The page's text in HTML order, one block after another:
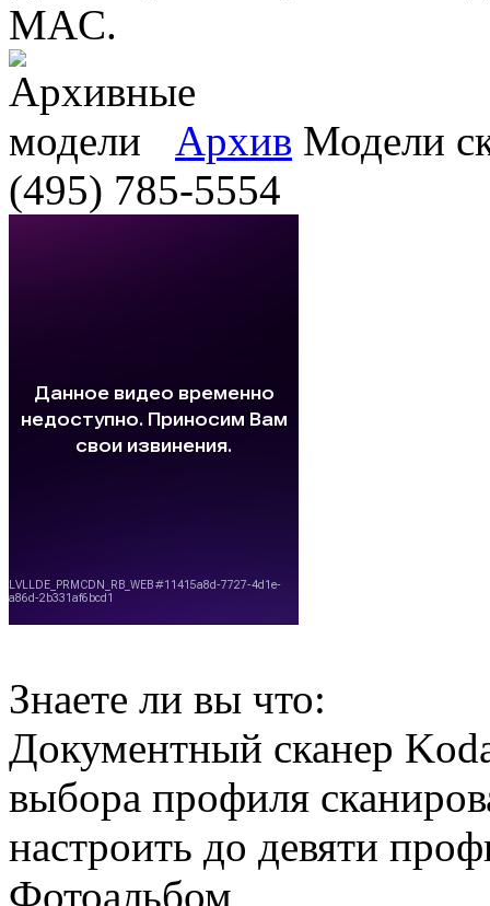
MAC.
Архив Модели
(495) 785-5554
Знаете ли вы что:
Документный сканер
выбора профиля
настроить до девяти
Фотоальбом